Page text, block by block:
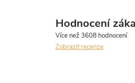
Hodnocení
Zobrazit recenze